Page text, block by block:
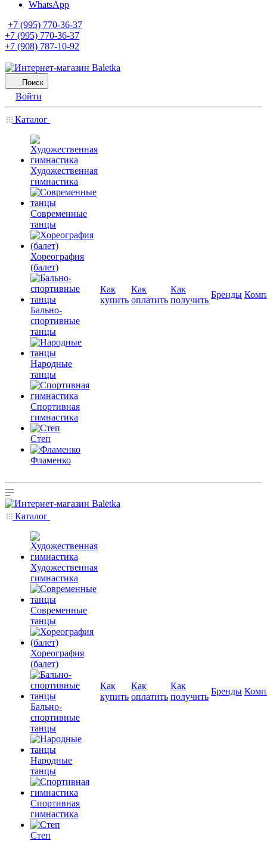
WhatsApp
+7 (995) 770-36-37
+7 (995) 770-36-37
+7 (908) 787-10-92
Поиск
Войти
Каталог
Художественная
гимнастика
Современные
танцы
Хореография
(балет)
Бально-
спортивные
танцы
Народные
танцы
Спортивная
гимнастика
Степ
Фламенко
Как
купить
Как
оплатить
Как
получить
Бренды
Каталог
Художественная
гимнастика
Современные
танцы
Хореография
(балет)
Бально-
спортивные
танцы
Народные
танцы
Спортивная
гимнастика
Степ
Как
купить
Как
оплатить
Как
получить
Бренды